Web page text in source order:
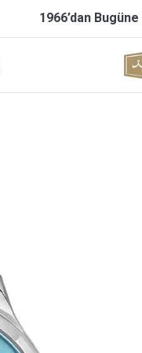
1966’dan